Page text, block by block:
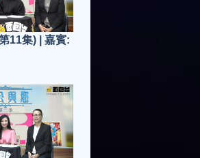
11集) | 嘉賓: